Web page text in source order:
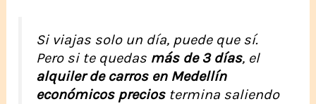
Si viajas solo un día, puede que sí.
Pero si te quedas más de 3 días, el
alquiler de carros en Medellín
económicos preciostermina saliendo